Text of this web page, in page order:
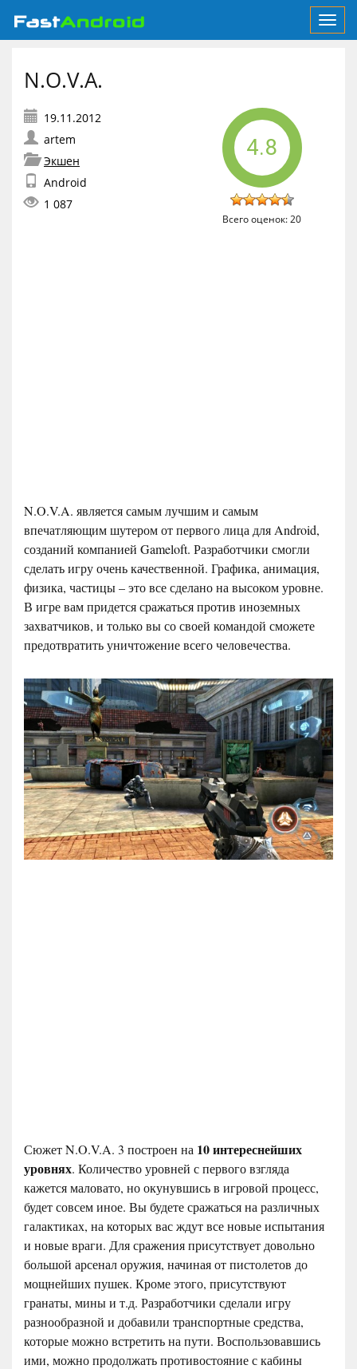
N.O.V.A.
artem
Экшен
Android
1 087
4.8
Всего оценок:20
N.O.V.A. является самым лучшим и самым
впечатляющим шутером от первого лица для Android,
созданий компанией Gameloft. Разработчики смогли
сделать игру очень качественной. Графика, анимация,
физика, частицы – это все сделано на высоком уровне.
В игре вам придется сражаться против иноземных
захватчиков, и только вы со своей командой сможете
предотвратить уничтожение всего человечества.
Сюжет N.O.V.A. 3 построен на 10 интереснейших
уровнях. Количество уровней с первого взгляда
кажется маловато, но окунувшись в игровой процесс,
будет совсем иное. Вы будете сражаться на различных
галактиках, на которых вас ждут все новые испытания
и новые враги. Для сражения присутствует довольно
большой арсенал оружия, начиная от пистолетов до
мощнейших пушек. Кроме этого, присутствуют
гранаты, мины и т.д. Разработчики сделали игру
разнообразной и добавили транспортные средства,
которые можно встретить на пути. Воспользовавшись
ими, можно продолжать противостояние с кабины